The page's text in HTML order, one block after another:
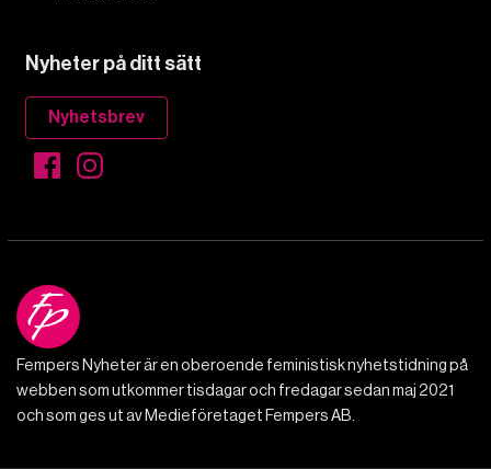
Nyheter på ditt sätt
Nyhetsbrev
Fempers Nyheter är en oberoende feministisk nyhetstidning på
webben som utkommer tisdagar och fredagar sedan maj 2021
och som ges ut av Medieföretaget Fempers AB.